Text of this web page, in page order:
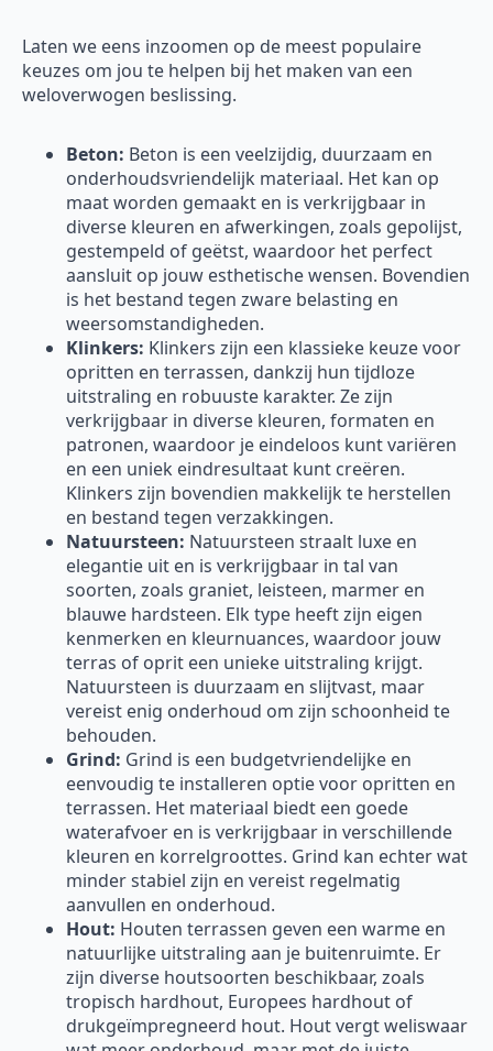
Laten we eens inzoomen op de meest populaire
keuzes om jou te helpen bij het maken van een
weloverwogen beslissing.
Beton: Beton is een veelzijdig, duurzaam en
onderhoudsvriendelijk materiaal. Het kan op
maat worden gemaakt en is verkrijgbaar in
diverse kleuren en afwerkingen, zoals gepolijst,
gestempeld of geëtst, waardoor het perfect
aansluit op jouw esthetische wensen. Bovendien
is het bestand tegen zware belasting en
weersomstandigheden.
Klinkers: Klinkers zijn een klassieke keuze voor
opritten en terrassen, dankzij hun tijdloze
uitstraling en robuuste karakter. Ze zijn
verkrijgbaar in diverse kleuren, formaten en
patronen, waardoor je eindeloos kunt variëren
en een uniek eindresultaat kunt creëren.
Klinkers zijn bovendien makkelijk te herstellen
en bestand tegen verzakkingen.
Natuursteen: Natuursteen straalt luxe en
elegantie uit en is verkrijgbaar in tal van
soorten, zoals graniet, leisteen, marmer en
blauwe hardsteen. Elk type heeft zijn eigen
kenmerken en kleurnuances, waardoor jouw
terras of oprit een unieke uitstraling krijgt.
Natuursteen is duurzaam en slijtvast, maar
vereist enig onderhoud om zijn schoonheid te
behouden.
Grind: Grind is een budgetvriendelijke en
eenvoudig te installeren optie voor opritten en
terrassen. Het materiaal biedt een goede
waterafvoer en is verkrijgbaar in verschillende
kleuren en korrelgroottes. Grind kan echter wat
minder stabiel zijn en vereist regelmatig
aanvullen en onderhoud.
Hout: Houten terrassen geven een warme en
natuurlijke uitstraling aan je buitenruimte. Er
zijn diverse houtsoorten beschikbaar, zoals
tropisch hardhout, Europees hardhout of
drukgeïmpregneerd hout. Hout vergt weliswaar